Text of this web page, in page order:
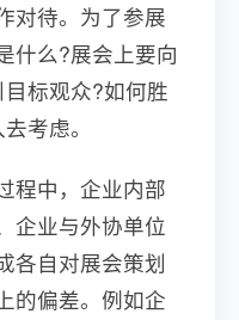
对待。为了参展
什么?展会上要向
标观众?如何胜
考虑。
程中，企业内部
企业与外协单位
各自对展会策划
的偏差。例如企